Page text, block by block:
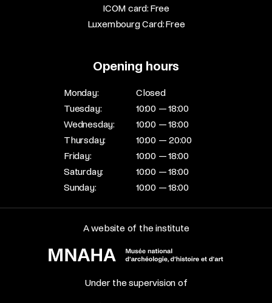
ICOM card: Free​
Luxembourg Card: Free
Opening hours
Monday:
Closed
Tuesday:
10:00 — 18:00
Wednesday:
10:00 — 18:00
Thursday:
10:00 — 20:00
Friday:
10:00 — 18:00
Saturday:
10:00 — 18:00
Sunday:
10:00 — 18:00
A website of the institute
Under the supervision of